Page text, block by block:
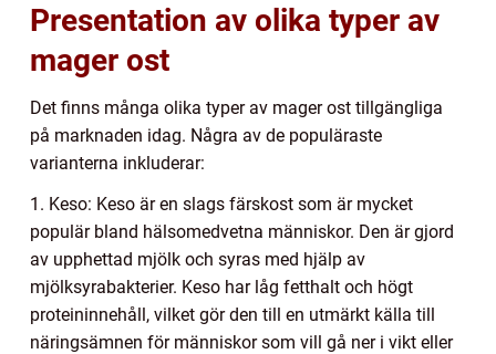
Presentation av olika typer av
mager ost
Det finns många olika typer av mager ost tillgängliga
på marknaden idag. Några av de populäraste
varianterna inkluderar:
1. Keso: Keso är en slags färskost som är mycket
populär bland hälsomedvetna människor. Den är gjord
av upphettad mjölk och syras med hjälp av
mjölksyrabakterier. Keso har låg fetthalt och högt
proteininnehåll, vilket gör den till en utmärkt källa till
näringsämnen för människor som vill gå ner i vikt eller